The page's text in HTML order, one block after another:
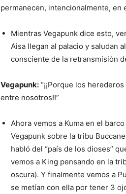
permanecen, intencionalmente, en
Mientras Vegapunk dice esto,
Aisa llegan al palacio y saludan
consciente de la retransmisión
Vegapunk: “¡¡Porque los
entre nosotros!!”
Ahora vemos a Kuma en el
Vegapunk sobre la tribu
habló del “país de los dioses”
vemos a King pensando en la
oscura). Y finalmente vemos a
se metían con ella por tener 3